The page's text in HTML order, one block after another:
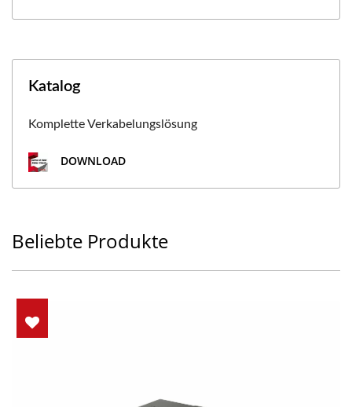
Katalog
Komplette Verkabelungslösung
DOWNLOAD
Beliebte Produkte